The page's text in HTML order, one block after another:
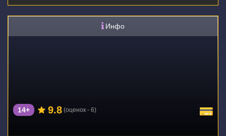
Инфо
14+ 9.8 (оценок - 6)